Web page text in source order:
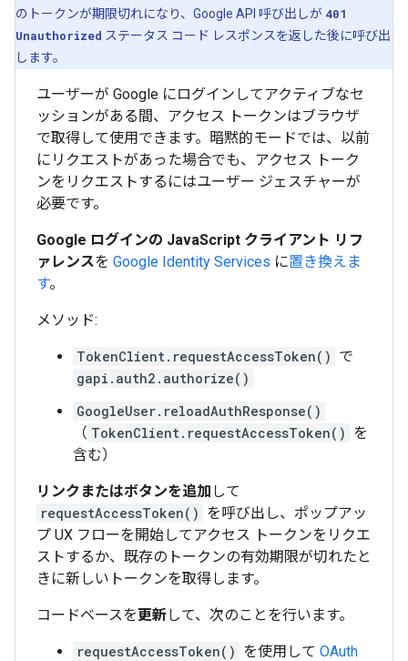
のトークンが期限切れになり、Google API 呼び出しが 401
Unauthorized ステータス コード レスポンスを返した後に呼び出
します。
ユーザーが Google にログインしてアクティブなセ
ッションがある間、アクセス トークンはブラウザ
で取得して使用できます。暗黙的モードでは、以前
にリクエストがあった場合でも、アクセス トーク
ンをリクエストするにはユーザー ジェスチャーが
必要です。
Google ログインの JavaScript クライアント リフ
ァレンスを Google Identity Services に置き換えま
す。
メソッド:
TokenClient.requestAccessToken() で
gapi.auth2.authorize()
GoogleUser.reloadAuthResponse()
（ TokenClient.requestAccessToken() を
含む）
リンクまたはボタンを追加 して
requestAccessToken() を呼び出し、ポップアッ
プ UX フローを開始してアクセス トークンをリクエ
ストするか、既存のトークンの有効期限が切れたと
きに新しいトークンを取得します。
コードベースを更新して、次のことを行います。
requestAccessToken() を使用して OAuth